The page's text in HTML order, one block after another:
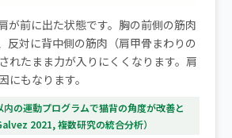
が前に出た状態です。胸の前側の筋肉
反対に背中側の筋肉（肩甲骨まわりの
れたまま力が入りにくくなります。肩
にもなります。
の運動プログラムで猫背の角度が改善と
2021, 複数研究の統合分析）